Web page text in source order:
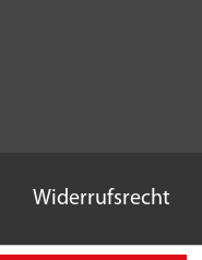
Widerrufsrecht